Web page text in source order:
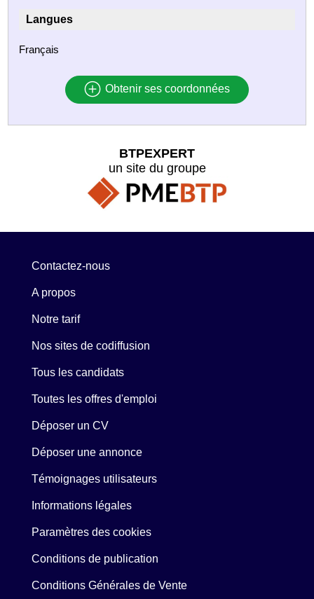
Langues
Français
Obtenir ses coordonnées
BTPEXPERT
un site du groupe
Contactez-nous
A propos
Notre tarif
Nos sites de codiffusion
Tous les candidats
Toutes les offres d'emploi
Déposer un CV
Déposer une annonce
Témoignages utilisateurs
Informations légales
Paramètres des cookies
Conditions de publication
Conditions Générales de Vente